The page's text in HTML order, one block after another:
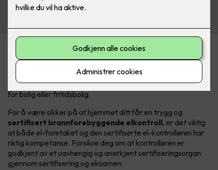
Elkontroll for å hindre boligbrann
Er det lenge siden det elektriske anlegget ditt har blitt
undersøkt? Om ja, anbefaler vi at du bestiller en elkontroll,
for bolig eller fritidsbolig.
For å være sikker på at hjemmet ditt får en trygg og
sertifisert brannforebyggende elkontroll, er det viktig
at både el-foretaket og den sertifiserte el-kontrolløren har
riktig kompetanse. Forsikre deg om at kontrolløren er
godkjent av et uavhengig og anerkjent sertifiseringsorgan
gjennom sertifisering og eksamen.